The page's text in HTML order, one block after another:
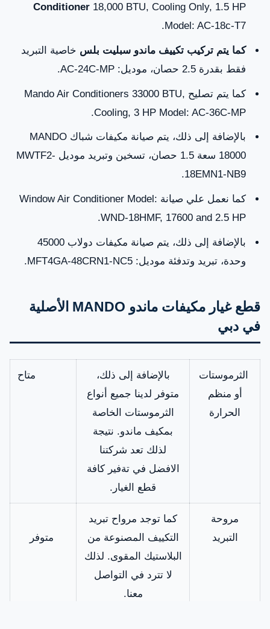
Conditioner 18,000 BTU, Cooling Only, 1.5 HP
Model: AC-18c-T7.
كما يتم تركيب تكييف ماندو سبليت بلس خاصية التبريد
فقط بقدرة 2.5 حصان، موديل: AC-24C-MP.
كما يتم تصليح Mando Air Conditioners 33000 BTU,
Cooling, 3 HP Model: AC-36C-MP.
بالإضافة إلى ذلك، يتم صيانة مكيفات شباك MANDO
18000 سعة 1.5 حصان، تسخين وتبريد موديل MWTF2-
18EMN1-NB9.
كما نعمل علي صيانة Window Air Conditioner Model:
WND-18HMF, 17600 and 2.5 HP.
بالإضافة إلى ذلك، يتم صيانة مكيفات دولاب 45000
وحدة، تبريد وتدفئة موديل: MFT4GA-48CRN1-NC5.
قطع غيار مكيفات ماندو MANDO الأصلية
في دبي
الثرموستات
أو منظم
الحرارة
بالإضافة إلى ذلك،
متوفر لدينا جميع أنواع
الثرموستات الخاصة
بمكيف ماندو. نتيجة
لذلك تعد شركتنا
الافضل في تةفير كافة
قطع الغيار.
متاح
مروحة
التبريد
كما توجد مرواح تبريد
التكييف المصنوعة من
البلاستيك المقوى. لذلك
لا تترد في التواصل
معنا.
متوفر